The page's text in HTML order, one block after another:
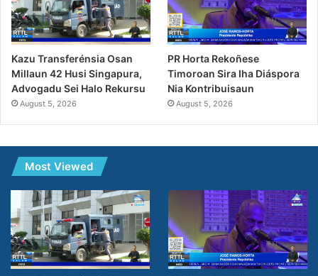
Kazu Transferénsia Osan
Millaun 42 Husi Singapura,
Advogadu Sei Halo Rekursu
August 5, 2026
PR Horta Rekoñese
Timoroan Sira Iha Diáspora
Nia Kontribuisaun
August 5, 2026
Most Viewed